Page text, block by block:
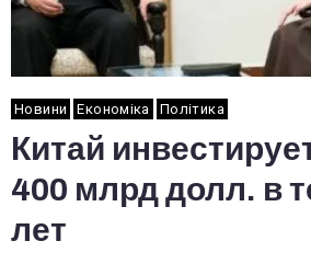
Новини Економіка Політика
Китай
400 млрд долл. в
лет